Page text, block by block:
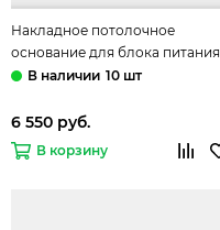
Накладное потолочное
основание для блока питания
ST411.402.00 чёрный Band ST-
10 шт
6 550 руб.
В корзину